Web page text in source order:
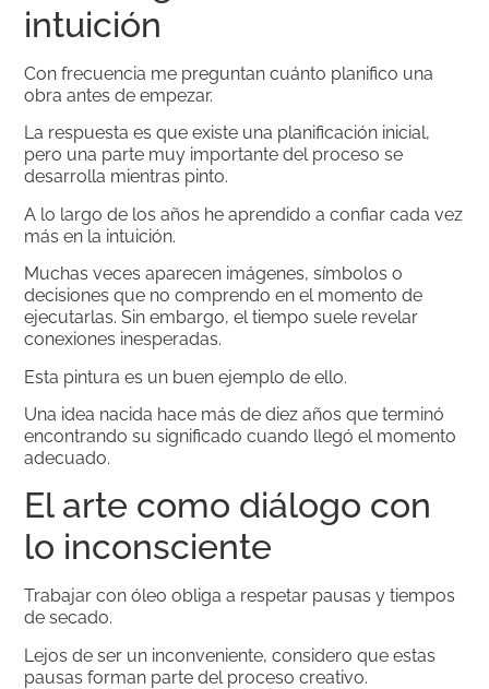
intuición
Con frecuencia me preguntan cuánto planifico una
obra antes de empezar.
La respuesta es que existe una planificación inicial,
pero una parte muy importante del proceso se
desarrolla mientras pinto.
A lo largo de los años he aprendido a confiar cada vez
más en la intuición.
Muchas veces aparecen imágenes, símbolos o
decisiones que no comprendo en el momento de
ejecutarlas. Sin embargo, el tiempo suele revelar
conexiones inesperadas.
Esta pintura es un buen ejemplo de ello.
Una idea nacida hace más de diez años que terminó
encontrando su significado cuando llegó el momento
adecuado.
El arte como diálogo con
lo inconsciente
Trabajar con óleo obliga a respetar pausas y tiempos
de secado.
Lejos de ser un inconveniente, considero que estas
pausas forman parte del proceso creativo.